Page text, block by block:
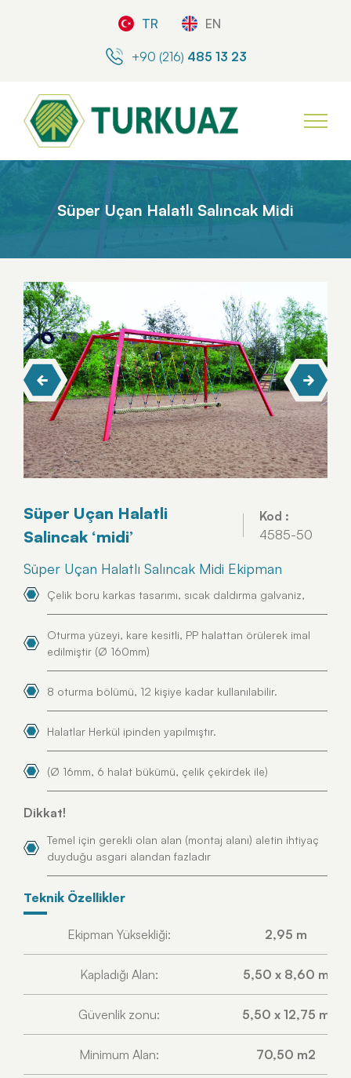
TR EN
+90 (216) 485 13 23
Süper Uçan Halatlı Salıncak Midi
Süper Uçan Halatli
Salincak ‘midi’
Kod :
4585-50
Süper Uçan Halatlı Salıncak Midi Ekipman
Çelik boru karkas tasarımı, sıcak daldırma galvaniz,
Oturma yüzeyi, kare kesitli, PP halattan örülerek imal
edilmiştir (Ø 160mm)
8 oturma bölümü, 12 kişiye kadar kullanılabilir.
Halatlar Herkül ipinden yapılmıştır.
(Ø 16mm, 6 halat bükümü, çelik çekirdek ile)
Dikkat!
Temel için gerekli olan alan (montaj alanı) aletin ihtiyaç
duyduğu asgari alandan fazladır
Tekni̇k Özelli̇kler
Ekipman Yüksekliği: 2,95 m
Kapladığı Alan: 5,50 x 8,60 m
Güvenlik zonu: 5,50 x 12,75 m
Minimum Alan: 70,50 m2